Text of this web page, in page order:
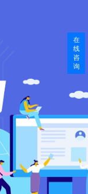
在
线
咨
询